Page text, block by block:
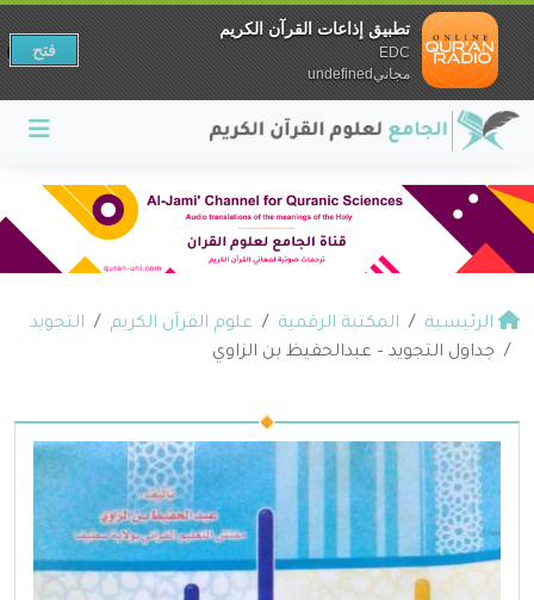
الرئيسية المكتبة الرقمية علوم القرآن الكريم
التجويد
جداول التجويد – عبدالحفيظ بن الزاوي
تطبيق إذاعات القرآن الكريم
EDC
مجانيundefined
فتح